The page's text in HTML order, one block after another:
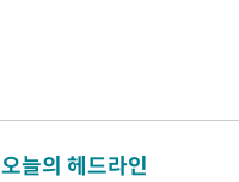
오늘의 헤드라인